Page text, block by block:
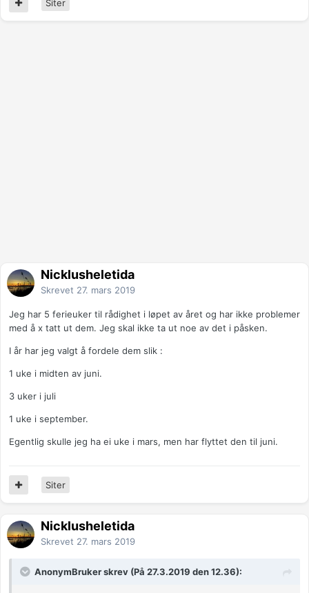
Siter
Nicklusheletida
Skrevet 27. mars 2019
Jeg har 5 ferieuker til rådighet i løpet av året og har ikke problemer
med å x tatt ut dem. Jeg skal ikke ta ut noe av det i påsken.
I år har jeg valgt å fordele dem slik :
1 uke i midten av juni.
3 uker i juli
1 uke i september.
Egentlig skulle jeg ha ei uke i mars, men har flyttet den til juni.
Siter
Nicklusheletida
Skrevet 27. mars 2019
AnonymBruker skrev (På 27.3.2019 den 12.36):